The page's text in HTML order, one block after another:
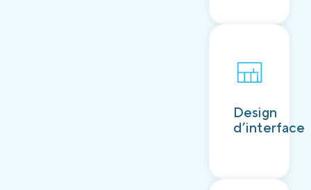
Design
d’interface